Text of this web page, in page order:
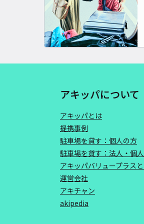
アキッパについて
アキッパとは
提携事例
駐車場を貸す：個人の方
駐車場を貸す：法人・個
アキッパバリュープラス
運営会社
アキチャン
akipedia